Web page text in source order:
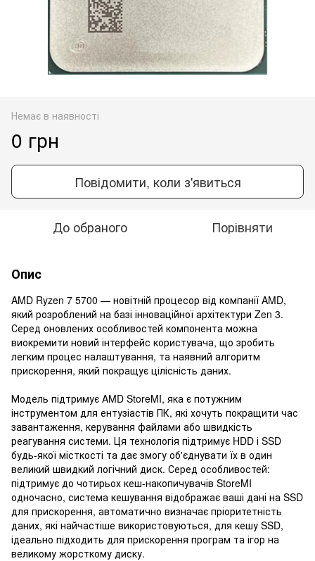
Немає в наявності
0 грн
Повідомити, коли з'явиться
До обраного Порівняти
Опис
AMD Ryzen 7 5700 — новітній процесор від компанії AMD,
який розроблений на базі інноваційної архітектури Zen 3.
Серед оновлених особливостей компонента можна
виокремити новий інтерфейс користувача, що зробить
легким процес налаштування, та наявний алгоритм
прискорення, який покращує цілісність даних.
Модель підтримує AMD StoreMI, яка є потужним
інструментом для ентузіастів ПК, які хочуть покращити час
завантаження, керування файлами або швидкість
реагування системи. Ця технологія підтримує HDD і SSD
будь-якої місткості та дає змогу об'єднувати їх в один
великий швидкий логічний диск. Серед особливостей:
підтримує до чотирьох кеш-накопичувачів StoreMI
одночасно, система кешування відображає ваші дані на SSD
для прискорення, автоматично визначає пріоритетність
даних, які найчастіше використовуються, для кешу SSD,
ідеально підходить для прискорення програм та ігор на
великому жорсткому диску.